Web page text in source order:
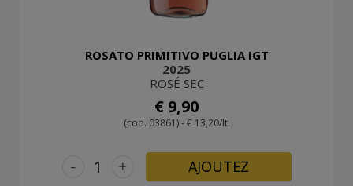
ROSATO PRIMITIVO PUGLIA IGT
2025
ROSÉ SEC
€ 9,90
(cod. 03861) - € 13,20/lt.
+
- AJOUTEZ